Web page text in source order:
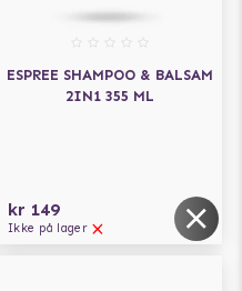
ESPREE SHAMPOO & BALSAM
2IN1 355 ML
kr 149
Ikke på lager